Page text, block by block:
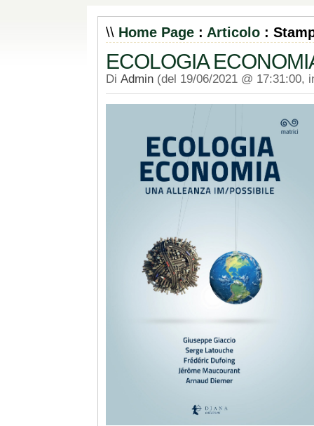
\\ Home Page : Articolo :
ECOLOGIA
Di Admin (del 19/06/2021 @ 17:31:00,